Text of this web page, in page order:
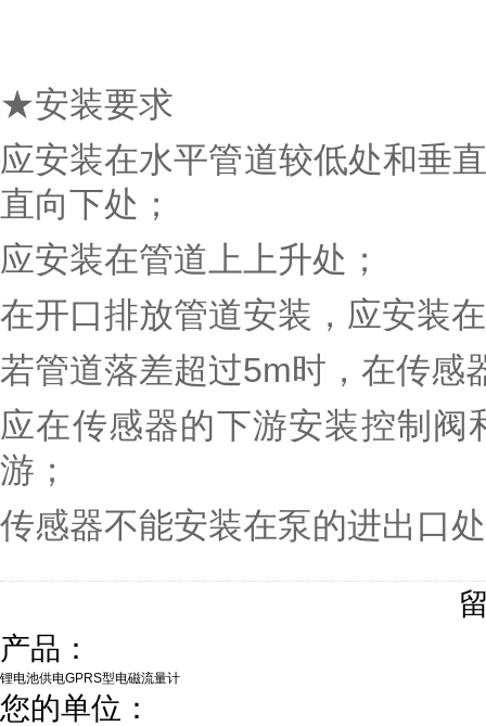
★安装要求
应安装在水平管道较低处和垂
直向下处；
应安装在管道上上升处；
在开口排放管道安装，应安装
若管道落差超过5m时，在传感
应在传感器的下游安装控制
游；
传感器不能安装在泵的进出口
产品：
您的单位：